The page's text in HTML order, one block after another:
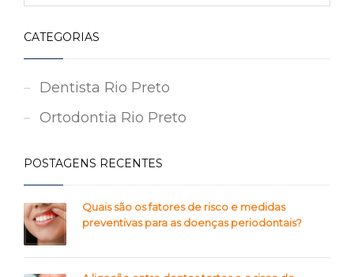
CATEGORIAS
Dentista Rio Preto
Ortodontia Rio Preto
POSTAGENS RECENTES
Quais são os fatores de risco e medidas
preventivas para as doenças periodontais?